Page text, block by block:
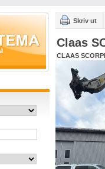
Skriv ut
Claas
CLAAS